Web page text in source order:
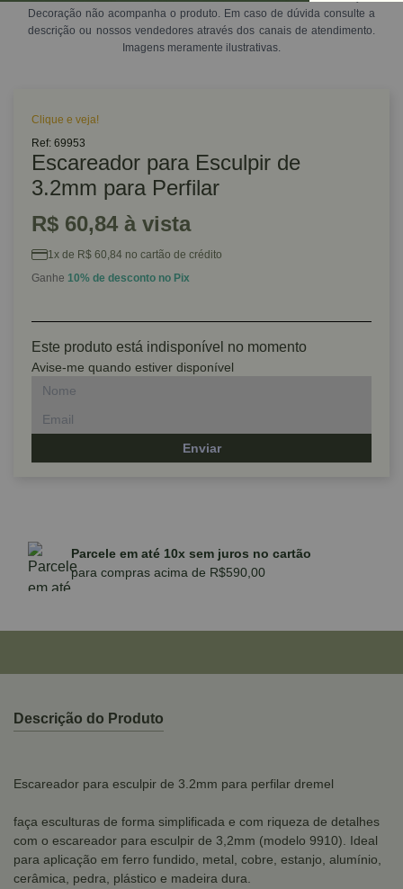
Decoração não acompanha o produto. Em caso de dúvida consulte a
descrição ou nossos vendedores através dos canais de atendimento.
Imagens meramente ilustrativas.
Clique e veja!
Ref: 69953
Escareador para Esculpir de
3.2mm para Perfilar
R$ 60,84 à vista
1x de R$ 60,84 no cartão de crédito
Ganhe 10% de desconto no Pix
Este produto está indisponível no momento
Avise-me quando estiver disponível
Enviar
Parcele em até 10x sem juros no cartão
para compras acima de R$590,00
Descrição do Produto
Escareador para esculpir de 3.2mm para perfilar dremel
faça esculturas de forma simplificada e com riqueza de detalhes
com o escareador para esculpir de 3,2mm (modelo 9910). Ideal
para aplicação em ferro fundido, metal, cobre, estanjo, alumínio,
cerâmica, pedra, plástico e madeira dura.